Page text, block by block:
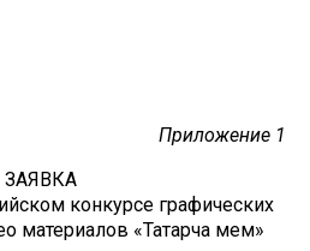
Приложение 1
ЗАЯВКА
конкурсе графических
материалов «Татарча мем»